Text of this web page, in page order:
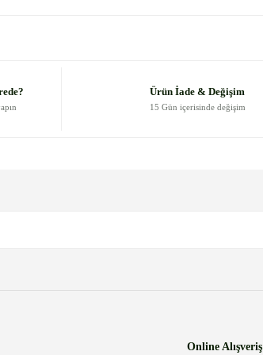
Ürün İade & Değişim
15 Gün içerisinde değişim
Online Alışveriş